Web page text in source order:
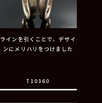
ラインを引くことで、デザイ
ンにメリハリをつけました
T10360